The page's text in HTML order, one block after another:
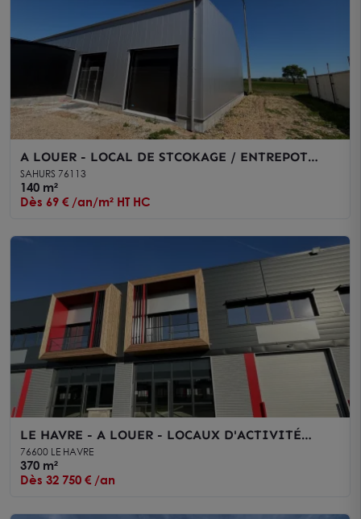
A LOUER - LOCAL DE STCOKAGE / ENTREPOT
d'env. 140 m2
SAHURS 76113
140 m²
Dès 69 € /an/m² HT HC
LE HAVRE - A LOUER - LOCAUX D'ACTIVITÉ
NEUFS - 370 m2 + 4 Parkings
76600 LE HAVRE
370 m²
Dès 32 750 € /an